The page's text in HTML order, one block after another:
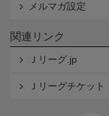
メルマガ設定
関連リンク
Ｊリーグ.jp
Ｊリーグチケット